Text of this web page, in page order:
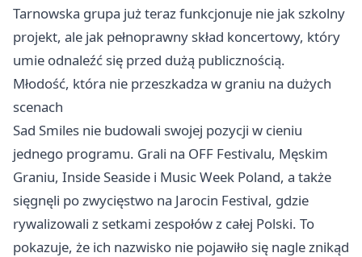
Tarnowska grupa już teraz funkcjonuje nie jak szkolny
projekt, ale jak pełnoprawny skład koncertowy, który
umie odnaleźć się przed dużą publicznością.
Młodość, która nie przeszkadza w graniu na dużych
scenach
Sad Smiles nie budowali swojej pozycji w cieniu
jednego programu. Grali na OFF Festivalu, Męskim
Graniu, Inside Seaside i Music Week Poland, a także
sięgnęli po zwycięstwo na Jarocin Festival, gdzie
rywalizowali z setkami zespołów z całej Polski. To
pokazuje, że ich nazwisko nie pojawiło się nagle znikąd